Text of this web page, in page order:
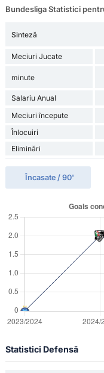
Bundesliga Statistici
Sinteză
Meciuri Jucate
minute
Salariu Anual
Meciuri începute
Înlocuiri
Eliminări
Încasate / 90'
Statistici Defensă